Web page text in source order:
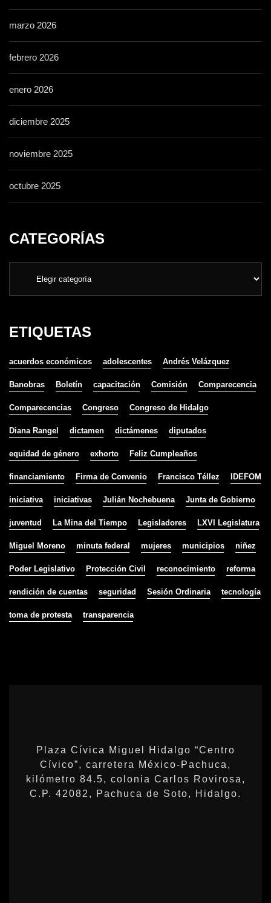
marzo 2026
febrero 2026
enero 2026
diciembre 2025
noviembre 2025
octubre 2025
CATEGORÍAS
ETIQUETAS
acuerdos económicos adolescentes Andrés Velázquez
Banobras Boletín capacitación Comisión Comparecencia
Comparecencias Congreso Congreso de Hidalgo
Diana Rangel dictamen dictámenes diputados
equidad de género exhorto Feliz Cumpleaños
financiamiento Firma de Convenio Francisco Téllez IDEFOM
iniciativa iniciativas Julián Nochebuena Junta de Gobierno
juventud La Mina del Tiempo Legisladores LXVI Legislatura
Miguel Moreno minuta federal mujeres municipios niñez
Poder Legislativo Protección Civil reconocimiento reforma
rendición de cuentas seguridad Sesión Ordinaria tecnología
toma de protesta transparencia
Plaza Cívica Miguel Hidalgo “Centro
Cívico”, carretera México-Pachuca,
kilómetro 84.5, colonia Carlos Rovirosa,
C.P. 42082, Pachuca de Soto, Hidalgo.